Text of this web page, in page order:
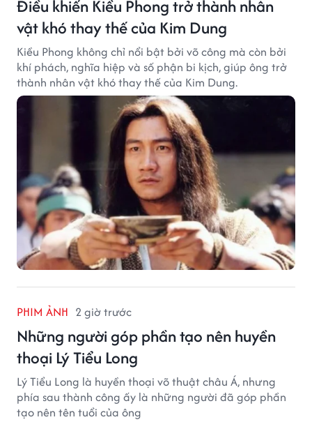
Điều khiến Kiều Phong trở thành nhân
vật khó thay thế của Kim Dung
Kiều Phong không chỉ nổi bật bởi võ công mà còn bởi
khí phách, nghĩa hiệp và số phận bi kịch, giúp ông trở
thành nhân vật khó thay thế của Kim Dung.
PHIM ẢNH 2 giờ trước
Những người góp phần tạo nên huyền
thoại Lý Tiểu Long
Lý Tiểu Long là huyền thoại võ thuật châu Á, nhưng
phía sau thành công ấy là những người đã góp phần
tạo nên tên tuổi của ông